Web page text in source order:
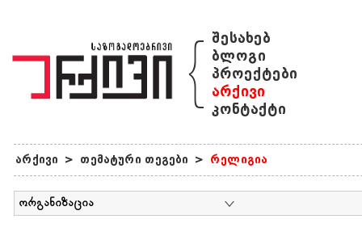
{ შესახებ
ბლოგი
პროექტები
არქივი
კონტაქტი
არქივი > თემატური თეგები > რელიგია
ორგანიზაცია